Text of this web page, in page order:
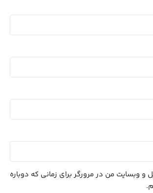
و وبسایت من در مرورگر برای زمانی که دوباره